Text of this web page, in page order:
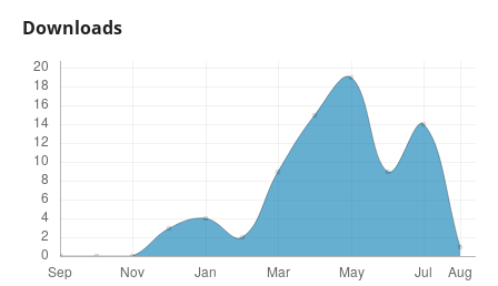
Downloads